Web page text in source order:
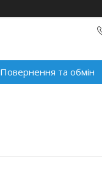
Повернення та обмін